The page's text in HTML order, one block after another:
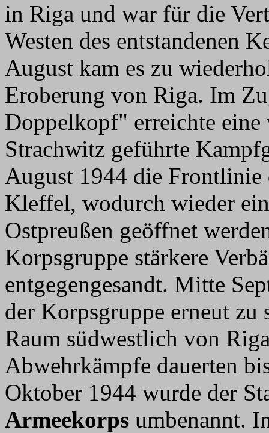
in Riga und war für die
Westen des entstandenen
August kam es zu
Eroberung von Riga. Im
Doppelkopf" erreichte
Strachwitz geführte
August 1944 die
Kleffel, wodurch wieder
Ostpreußen geöffnet
Korpsgruppe stärkere
entgegengesandt. Mitte
der Korpsgruppe erneut
Raum südwestlich von
Abwehrkämpfe dauerten
Oktober 1944 wurde der
Armeekorps umbenannt.